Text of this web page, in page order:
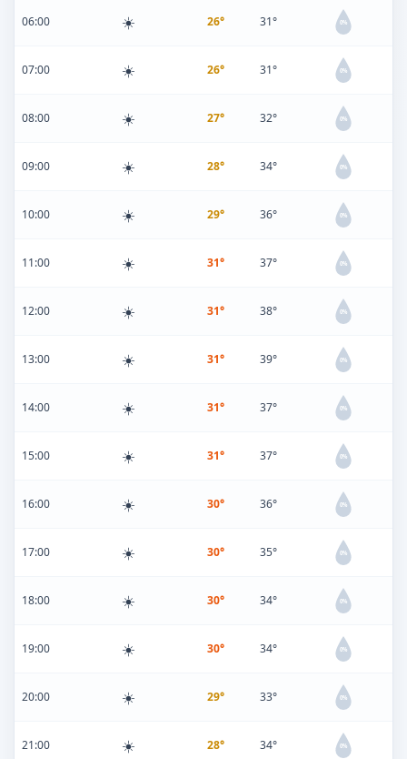
06:00 ☀️ 26° 31° 0%
07:00 ☀️ 26° 31° 0%
08:00 ☀️ 27° 32° 0%
09:00 ☀️ 28° 34° 0%
10:00 ☀️ 29° 36° 0%
11:00 ☀️ 31° 37° 0%
12:00 ☀️ 31° 38° 0%
13:00 ☀️ 31° 39° 0%
14:00 ☀️ 31° 37° 0%
15:00 ☀️ 31° 37° 0%
16:00 ☀️ 30° 36° 0%
17:00 ☀️ 30° 35° 0%
18:00 ☀️ 30° 34° 0%
19:00 ☀️ 30° 34° 0%
20:00 ☀️ 29° 33° 0%
21:00 ☀️ 28° 34° 0%